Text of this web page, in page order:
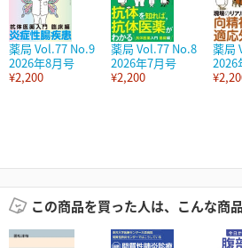
薬局 Vol.77 No.9
2026年8月号
¥2,200
薬局 Vol.77 No.8
2026年7月号
¥2,200
薬局
2026
この商品を買った人は、こんな商